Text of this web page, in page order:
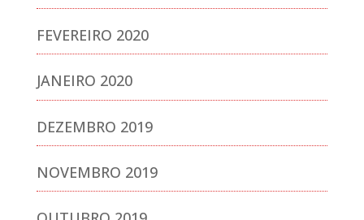
FEVEREIRO 2020
JANEIRO 2020
DEZEMBRO 2019
NOVEMBRO 2019